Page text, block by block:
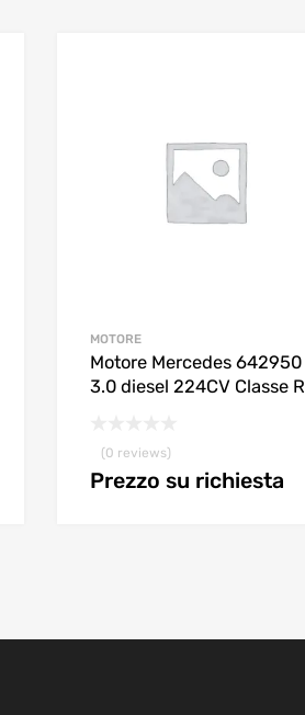
MOTORE
Motore Mercedes 642950
3.0 diesel 224CV Classe R
(0 reviews)
Prezzo su richiesta